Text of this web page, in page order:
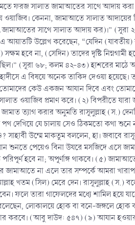
ফরজ সালাত জামাআতের সাথে আদায়
কেননা, জামাআতে সালাত
সাথে সালাত আদায় কর)।” (সূরা
এ আয়াতটি উল্লেখ করেছেন, “যেদিন
সক্ষম হবে না, (সেদিন) তাদের দৃষ্টি
(সূরা ৬৮; কলম ৪২-৪৩) হাশরের মাঠে
এ বিষয়ে অনেক তাকিদ দেওয়া
কেউ একজন আযান দিবে এবং
ওয়াজিব প্রমাণ করে। (২) বিপরীতে
ত্যাগ করার অনুমতি রাসূলুল্লাহ (স.)
দেখিয়ে যে চালায় সেও ঠিকমতো কথা
উম্মে মাকতুম বললেন, হা।
পেয়েও বিনা উযরে মসজিদে এসে
হবে না; অপূর্ণাঙ্গ থাকবে। (৫)
না এলে তার সম্পর্কে আমরা খারাপ
খতম (সিল) মেরে দেন। রাসূলুল্লাহ
ফলে তারা গাফেলদের মধ্যে শামিল
বলেছেন, লোকালয়ে হোক বা বনে-জঙ্গলে
করবে। (আবু দাউদ: ৫৪৭) (৯) আযান